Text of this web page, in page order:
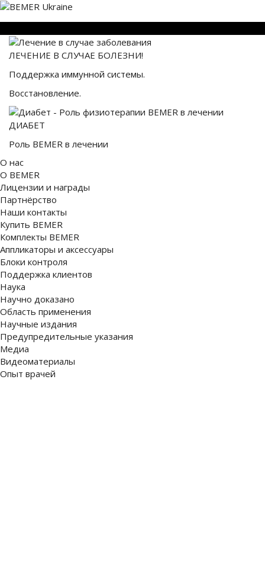
ЛЕЧЕНИЕ В СЛУЧАЕ БОЛЕЗНИ!
Поддержка иммунной системы.
Восстановление.
ДИАБЕТ
Роль BEMER в лечении
О нас
О BEMER
Лицензии и награды
Партнёрство
Наши контакты
Купить BEMER
Комплекты BEMER
Аппликаторы и аксессуары
Блоки контроля
Поддержка клиентов
Наука
Научно доказано
Область применения
Научные издания
Предупредительные указания
Медиа
Видеоматериалы
Опыт врачей